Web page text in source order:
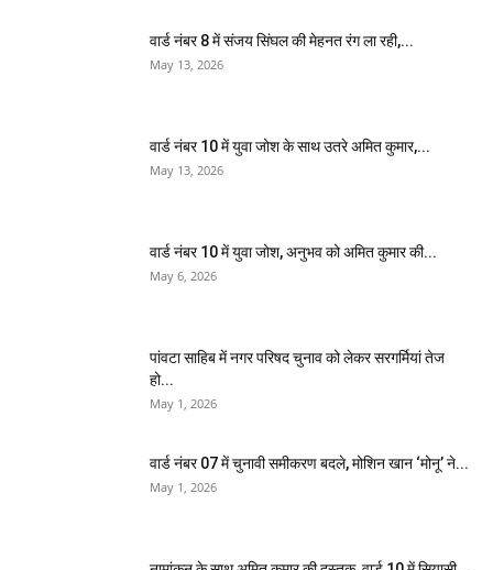
वार्ड नंबर 8 में संजय सिंघल की मेहनत रंग ला रही,...
May 13, 2026
वार्ड नंबर 10 में युवा जोश के साथ उतरे अमित कुमार,...
May 13, 2026
वार्ड नंबर 10 में युवा जोश, अनुभव को अमित कुमार की...
May 6, 2026
पांवटा साहिब में नगर परिषद चुनाव को लेकर सरगर्मियां तेज
हो...
May 1, 2026
वार्ड नंबर 07 में चुनावी समीकरण बदले, मोशिन खान ‘मोनू’ ने...
May 1, 2026